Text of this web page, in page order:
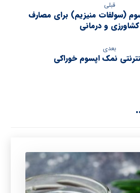
قبلی
(سولفات منیزیم) برای مصارف
کشاورزی و درمانی
بعدی
نمک اپسوم خوراکی